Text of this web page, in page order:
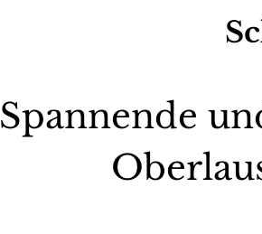
Spannende